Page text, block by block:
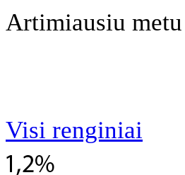
Artimiausiu
Visi renginiai